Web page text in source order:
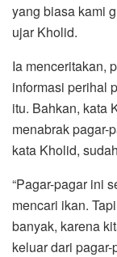
yang biasa kami
ujar Kholid.
Ia menceritakan,
informasi perihal
itu. Bahkan, kata
menabrak pagar-
kata Kholid,
“Pagar-pagar ini
mencari ikan.
banyak, karena
keluar dari